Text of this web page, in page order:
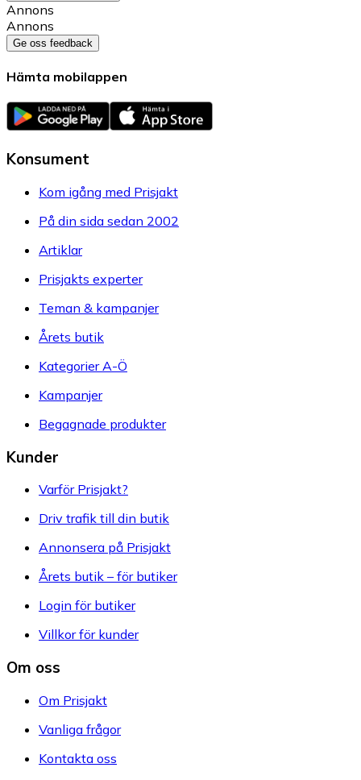
Annons
Annons
Ge oss feedback
Hämta mobilappen
Konsument
Kom igång med Prisjakt
På din sida sedan 2002
Artiklar
Prisjakts experter
Teman & kampanjer
Årets butik
Kategorier A-Ö
Kampanjer
Begagnade produkter
Kunder
Varför Prisjakt?
Driv trafik till din butik
Annonsera på Prisjakt
Årets butik – för butiker
Login för butiker
Villkor för kunder
Om oss
Om Prisjakt
Vanliga frågor
Kontakta oss